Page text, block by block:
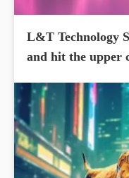
L&T Technology
and hit the upper